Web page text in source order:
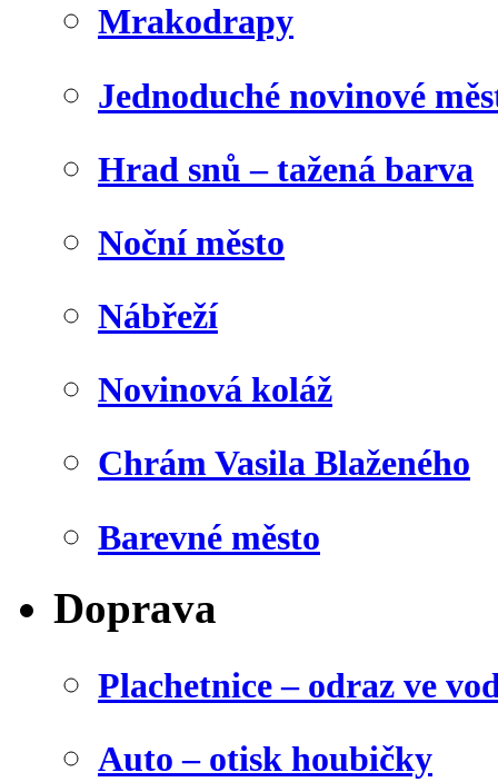
Mrakodrapy
Jednoduché novinové
Hrad snů – tažená barva
Noční město
Nábřeží
Novinová koláž
Chrám Vasila Blaženého
Barevné město
Doprava
Plachetnice – odraz ve
Auto – otisk houbičky